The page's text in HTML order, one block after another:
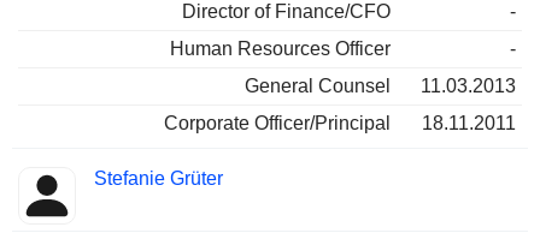
Director of Finance/CFO
-
Human Resources Officer
-
General Counsel
11.03.2013
Corporate Officer/Principal
18.11.2011
Stefanie Grüter